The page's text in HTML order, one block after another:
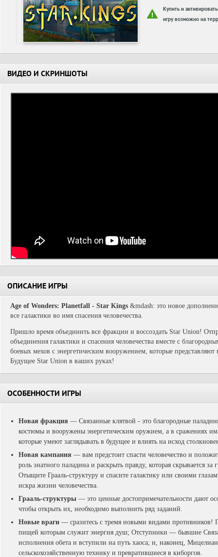
Купить и активировать
игру возможно на
ВИДЕО И СКРИНШОТЫ
ОПИСАНИЕ ИГРЫ
Age of Wonders: Planetfall - Star Kings &mdash: это новое
все галактики во имя спасения человечества.
Пришло время объединить все фракции и воссоздать Star Union!
объединения галактики и спасения человечества вместе с
боевых мехов с энергетическим вооружением, которые
Будущее Star Union в ваших руках!
ОСОБЕННОСТИ ИГРЫ
Новая фракция — Связанные клятвой - это благородные
костюмы и вооружены энергетическим оружием, а в сражениях
которые умеют заглядывать в будущее и влиять на исход
Новая кампания — вам предстоит спасти человечество и
роль знатного паладина и раскрыть правду, которая скрывается
Отыщите Грааль-структуру и спасите галактику или своими
искра жизни человечества.
Грааль-структуры — это ценные достопримечательности дают
чтобы открыть их, необходимо выполнить ряд заданий.
Новые враги — сразитесь с тремя новыми видами
пищей которым служит энергия душ; Отступники — бывшие
исполнения обета и вступили на путь хаоса; и, наконец,
сельскохозяйственную технику и превратившиеся в киборгов.